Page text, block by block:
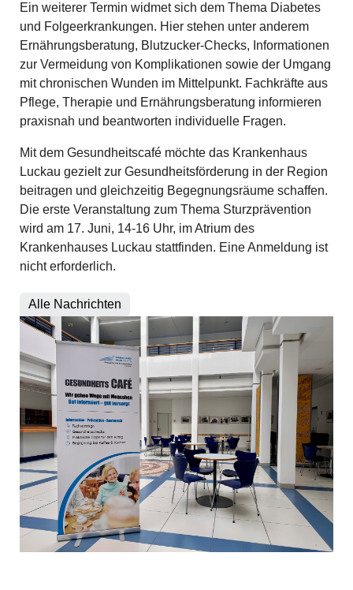
Ein weiterer Termin widmet sich dem Thema Diabetes
und Folgeerkrankungen. Hier stehen unter anderem
Ernährungsberatung, Blutzucker-Checks, Informationen
zur Vermeidung von Komplikationen sowie der Umgang
mit chronischen Wunden im Mittelpunkt. Fachkräfte aus
Pflege, Therapie und Ernährungsberatung informieren
praxisnah und beantworten individuelle Fragen.
Mit dem Gesundheitscafé möchte das Krankenhaus
Luckau gezielt zur Gesundheitsförderung in der Region
beitragen und gleichzeitig Begegnungsräume schaffen.
Die erste Veranstaltung zum Thema Sturzprävention
wird am 17. Juni, 14-16 Uhr, im Atrium des
Krankenhauses Luckau stattfinden. Eine Anmeldung ist
nicht erforderlich.
Alle Nachrichten